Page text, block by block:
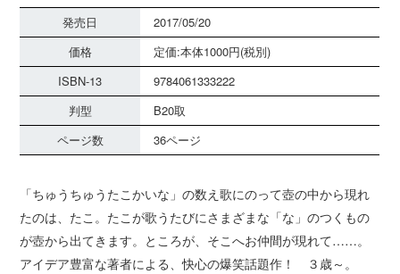
発売日
2017/05/20
価格
定価:本体1000円(税別)
ISBN-13
9784061333222
判型
B20取
ページ数
36ページ
「ちゅうちゅうたこかいな」の数え歌にのって壺の中から現れ
たのは、たこ。たこが歌うたびにさまざまな「な」のつくもの
が壺から出てきます。ところが、そこへお仲間が現れて……。
アイデア豊富な著者による、快心の爆笑話題作！ ３歳～。